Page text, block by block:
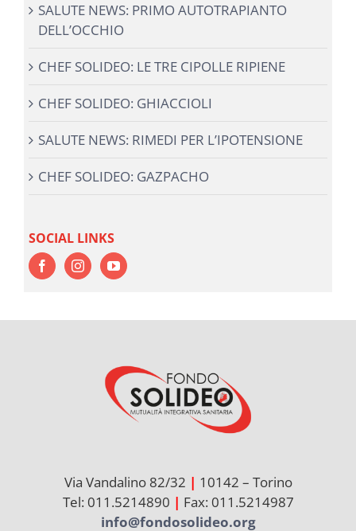
SALUTE NEWS: PRIMO AUTOTRAPIANTO
DELL’OCCHIO
CHEF SOLIDEO: LE TRE CIPOLLE RIPIENE
CHEF SOLIDEO: GHIACCIOLI
SALUTE NEWS: RIMEDI PER L’IPOTENSIONE
CHEF SOLIDEO: GAZPACHO
SOCIAL LINKS
Via Vandalino 82/32 | 10142 – Torino
Tel: 011.5214890 | Fax: 011.5214987
info@fondosolideo.org